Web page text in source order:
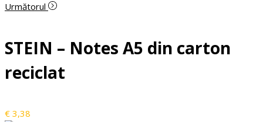
Următorul
STEIN – Notes A5 din carton
reciclat
€ 3,38